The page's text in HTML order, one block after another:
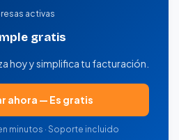
activas
gratis
hoy y simplifica tu facturación.
ahora — Es gratis
minutos · Soporte incluido